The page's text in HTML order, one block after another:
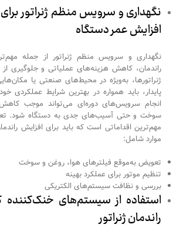
نگهداری و سرویس منظم ژنراتور
افزایش عمر دستگاه
نگهداری و سرویس منظم ژنراتور از جمله
راندمان، کاهش هزینه‌های عملیاتی و جلوگیری
ژنراتورها، به‌ویژه در محیط‌های صنعتی یا
پایدار، باید همواره در بهترین شرایط عملکردی
انجام سرویس‌های دوره‌ای می‌تواند موجب
سوخت و حتی آسیب‌های جدی به دستگاه شود.
مهم‌ترین اقداماتی است که باید برای افزایش
موارد شامل:
تعویض به‌موقع فیلترهای هوا، روغن و سوخت
تنظیم موتور برای عملکرد بهینه
بررسی و نظافت سیستم‌های الکتریکی
استفاده از سیستم‌های خنک‌کننده
راندمان ژنراتور